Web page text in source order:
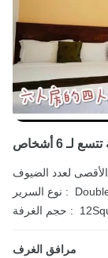
لـ 6 أشخاص
نوع السرير :
حجم الغرفة :
مرافق الغرف